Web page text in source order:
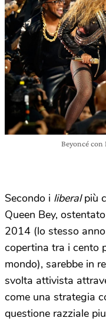
Beyoncé
Secondo i liberalpiù
Queen Bey,
2014 (lo stesso
copertina tra i cento
mondo), sarebbe in
svolta attivista
come una strategia
questione razziale